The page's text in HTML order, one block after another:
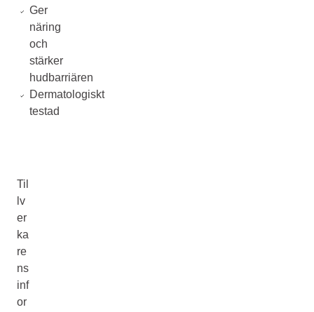
Ger
näring
och
stärker
hudbarriären
Dermatologiskt
testad
Til
lv
er
ka
re
ns
inf
or